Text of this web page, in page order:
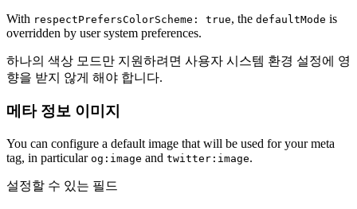
With respectPrefersColorScheme: true, the defaultMode is
overridden by user system preferences.
하나의 색상 모드만 지원하려면 사용자 시스템 환경 설정에 영
향을 받지 않게 해야 합니다.
메타 정보 이미지
You can configure a default image that will be used for your meta
tag, in particular og:image and twitter:image.
설정할 수 있는 필드